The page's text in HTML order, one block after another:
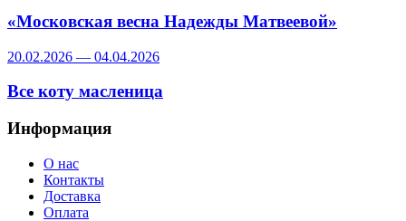
«Московская весна Надежды Матвеевой»
20.02.2026 — 04.04.2026
Все коту масленица
Информация
О нас
Контакты
Доставка
Оплата